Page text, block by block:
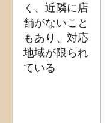
く、近隣に店
舗がないこと
もあり、対応
地域が限られ
ている